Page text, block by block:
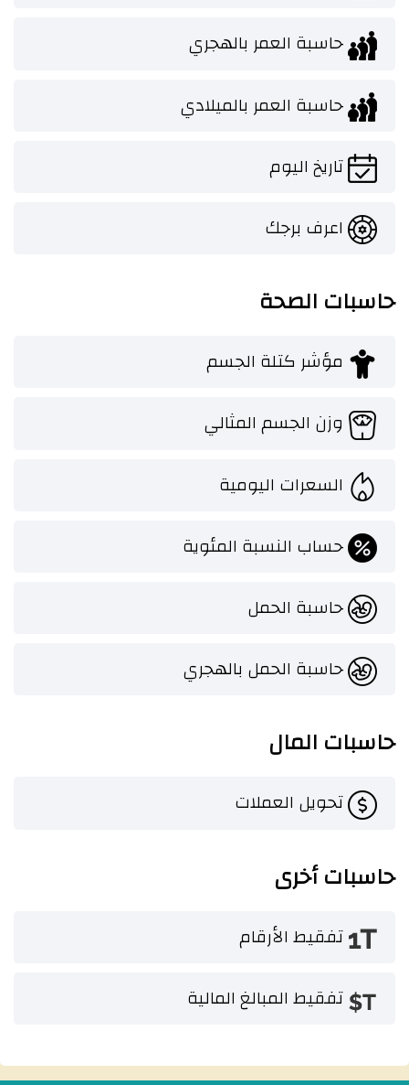
حاسبة العمر بالهجري
حاسبة العمر بالميلادي
تاريخ اليوم
اعرف برجك
حاسبات الصحة
مؤشر كتلة الجسم
وزن الجسم المثالي
السعرات اليومية
حساب النسبة المئوية
حاسبة الحمل
حاسبة الحمل بالهجري
حاسبات المال
تحويل العملات
حاسبات أخرى
تفقيط الأرقام
تفقيط المبالغ المالية